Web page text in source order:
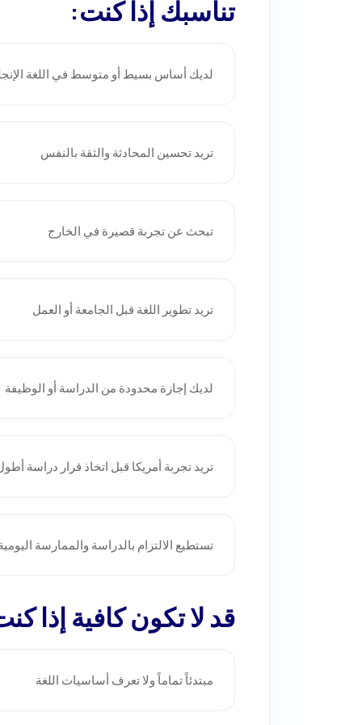
تناسبك إذا كنت:
لديك أساس بسيط أو متوسط في اللغة
تريد تحسين المحادثة والثقة بالنفس
تبحث عن تجربة قصيرة في الخارج
تريد تطوير اللغة قبل الجامعة أو العمل
لديك إجازة محدودة من الدراسة أو الوظيفة
تريد تجربة أمريكا قبل اتخاذ قرار دراسة
تستطيع الالتزام بالدراسة والممارسة
قد لا تكون كافية إذا
مبتدئاً تماماً ولا تعرف أساسيات اللغة